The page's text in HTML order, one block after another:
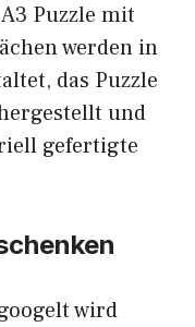
Puzzle mit
werden in
das Puzzle
und
gefertigte
wird